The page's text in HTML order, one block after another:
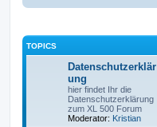
TOPICS
Datenschutzerklär
ung
hier findet Ihr die
Datenschutzerklärung
zum XL 500 Forum
Moderator: Kristian